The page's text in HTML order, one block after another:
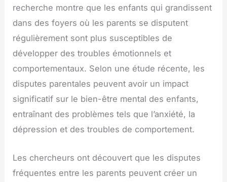
recherche montre que les enfants qui grandissent
dans des foyers où les parents se disputent
régulièrement sont plus susceptibles de
développer des troubles émotionnels et
comportementaux. Selon une étude récente, les
disputes parentales peuvent avoir un impact
significatif sur le bien-être mental des enfants,
entraînant des problèmes tels que l’anxiété, la
dépression et des troubles de comportement.
Les chercheurs ont découvert que les disputes
fréquentes entre les parents peuvent créer un